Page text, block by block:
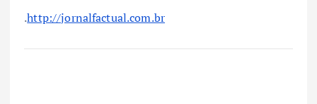
.http://jornalfactual.com.br